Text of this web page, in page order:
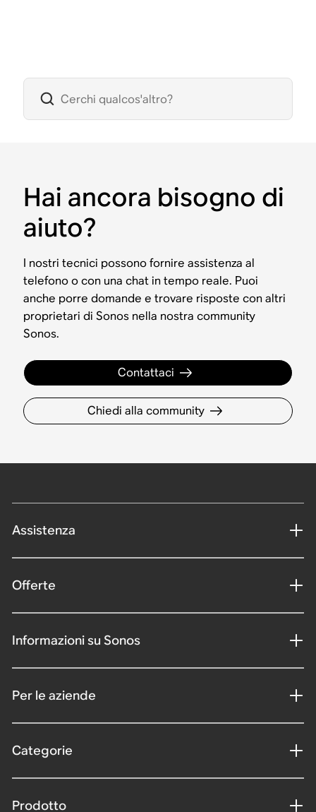
Hai ancora bisogno di
aiuto?
I nostri tecnici possono fornire assistenza al
telefono o con una chat in tempo reale. Puoi
anche porre domande e trovare risposte con altri
proprietari di Sonos nella nostra community
Sonos.
Contattaci
Chiedi alla community
Assistenza
Offerte
Informazioni su Sonos
Per le aziende
Categorie
Prodotto